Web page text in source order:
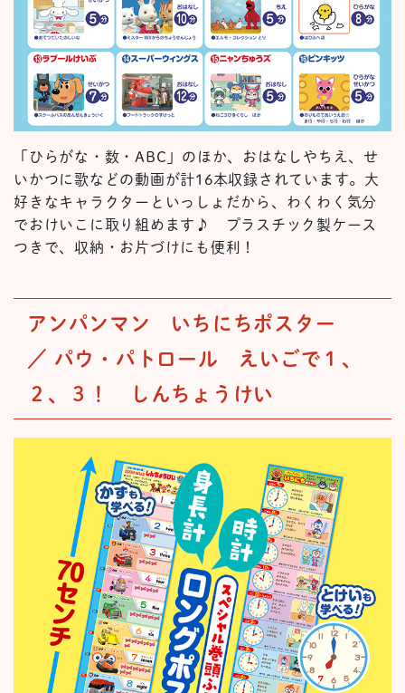
「ひらがな・数・ABC」のほか、おはなしやちえ、せ
いかつに歌などの動画が計16本収録されています。大
好きなキャラクターといっしょだから、わくわく気分
でおけいこに取り組めます♪ プラスチック製ケース
つきで、収納・お片づけにも便利！
アンパンマン いちにちポスター
／ パウ・パトロール えいごで１、
２、３！ しんちょうけい